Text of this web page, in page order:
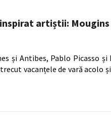
artiștii: Mougins
și Antibes, Pablo Picasso
vacanțele de vară acolo